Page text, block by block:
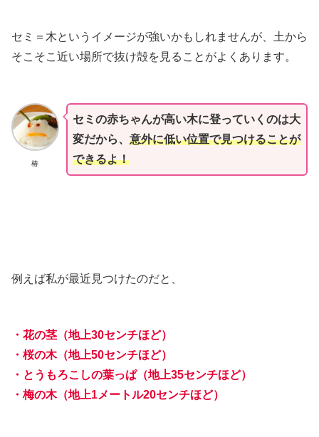
セミ＝木というイメージが強いかもしれませんが、土から
そこそこ近い場所で抜け殻を見ることがよくあります。
椿
セミの赤ちゃんが高い木に登っていくのは大
変だから、 意外に低い位置で見つけることが
できるよ！
例えば私が最近見つけたのだと、
・花の茎（地上30センチほど）
・桜の木（地上50センチほど）
・とうもろこしの葉っぱ（地上35センチほど）
・梅の木（地上1メートル20センチほど）